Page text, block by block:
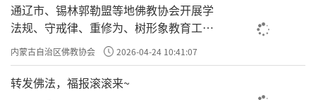
通辽市、锡林郭勒盟等地佛教协会开展学
法规、守戒律、重修为、树形象教育工作
专题学习会
内蒙古自治区佛教协会 2026-04-24 10:41:07
转发佛法，福报滚滚来~